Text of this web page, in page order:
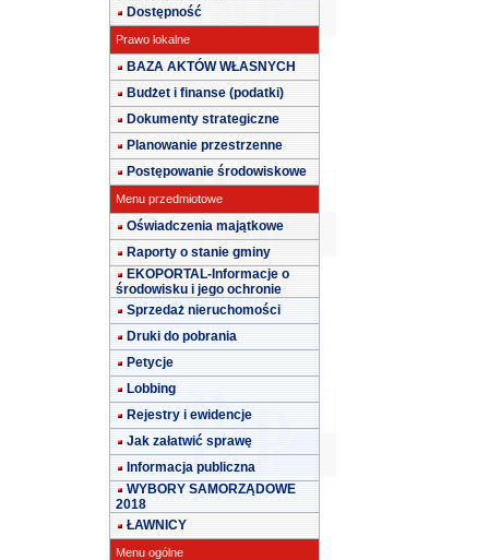
Dostępność
Prawo lokalne
BAZA AKTÓW WŁASNYCH
Budżet i finanse (podatki)
Dokumenty strategiczne
Planowanie przestrzenne
Postępowanie środowiskowe
Menu przedmiotowe
Oświadczenia majątkowe
Raporty o stanie gminy
EKOPORTAL-Informacje o
środowisku i jego ochronie
Sprzedaż nieruchomości
Druki do pobrania
Petycje
Lobbing
Rejestry i ewidencje
Jak załatwić sprawę
Informacja publiczna
WYBORY SAMORZĄDOWE
2018
ŁAWNICY
Menu ogólne